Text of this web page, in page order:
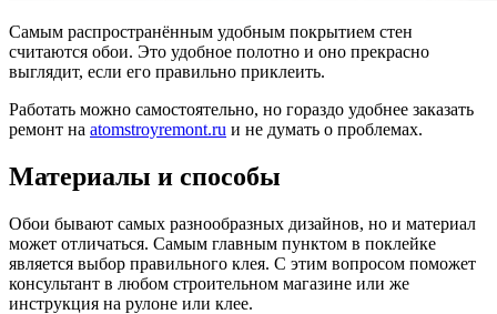
Самым распространённым удобным покрытием стен
считаются обои. Это удобное полотно и оно прекрасно
выглядит, если его правильно приклеить.
Работать можно самостоятельно, но гораздо удобнее заказать
ремонт на atomstroyremont.ru и не думать о проблемах.
Материалы и способы
Обои бывают самых разнообразных дизайнов, но и материал
может отличаться. Самым главным пунктом в поклейке
является выбор правильного клея. С этим вопросом поможет
консультант в любом строительном магазине или же
инструкция на рулоне или клее.